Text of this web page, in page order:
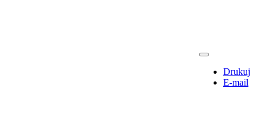
Drukuj
E-mail